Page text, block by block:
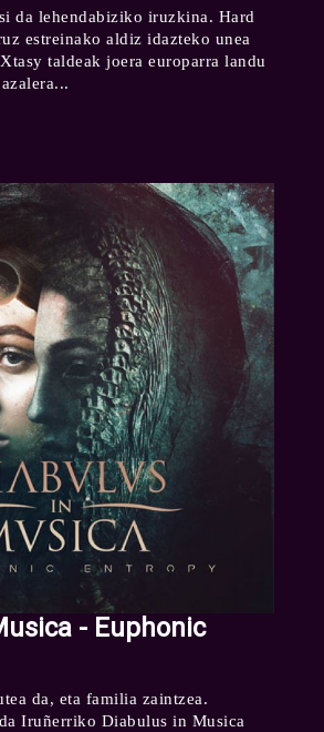
da lehendabiziko iruzkina. Hard
estreinako aldiz idazteko unea
taldeak joera europarra landu
- Euphonic
da, eta familia zaintzea.
Iruñerriko Diabulus in Musica